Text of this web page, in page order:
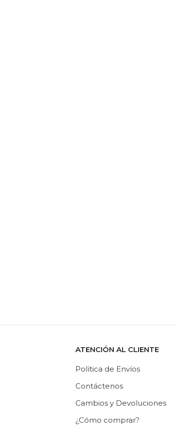
ATENCIÓN AL CLIENTE
Política de Envíos
Contáctenos
Cambios y Devoluciones
¿Cómo comprar?